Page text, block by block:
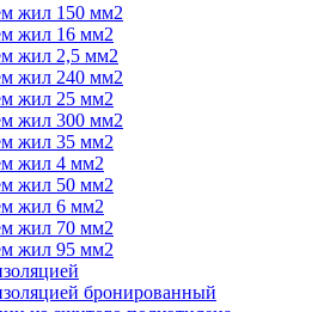
жил 150 мм2
жил 16 мм2
жил 2,5 мм2
жил 240 мм2
жил 25 мм2
жил 300 мм2
жил 35 мм2
жил 4 мм2
жил 50 мм2
жил 6 мм2
жил 70 мм2
жил 95 мм2
бронированный